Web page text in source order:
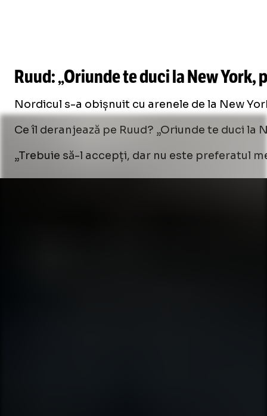
Ruud: „Oriunde te duci la New
Nordicul s-a obișnuit cu arenele de la New
Ce îl deranjează pe Ruud? „Oriunde te duci
„Trebuie să-l accepți, dar nu este preferatul